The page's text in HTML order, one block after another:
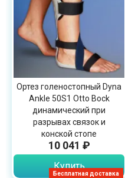
Бесплатная доставка
Ортез голеностопный Dyna
Ankle 50S1 Otto Bock
динамический при
разрывах связок и
конской стопе
10 041 ₽
Купить